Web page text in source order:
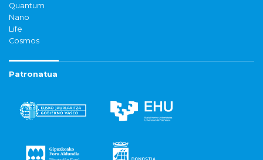
Quantum
Nano
Life
Cosmos
Patronatua